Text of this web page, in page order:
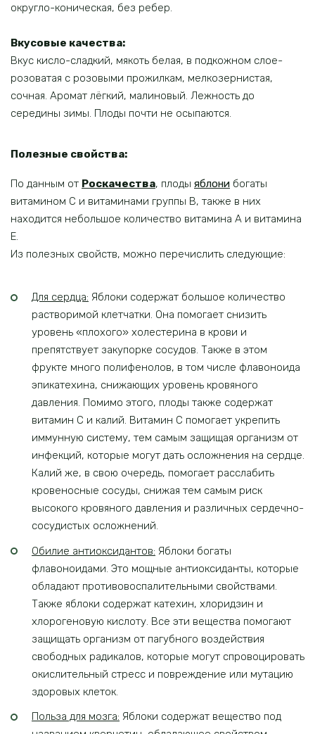
округло-коническая, без ребер.
Вкусовые качества:
Вкус кисло-сладкий, мякоть белая, в подкожном слое-
розоватая с розовыми прожилкам, мелкозернистая,
сочная. Аромат лёгкий, малиновый. Лежность до
середины зимы. Плоды почти не осыпаются.
Полезные свойства:
По данным от Роскачества, плоды яблони богаты
витамином С и витаминами группы В, также в них
находится небольшое количество витамина А и витамина
Е.
Из полезных свойств, можно перечислить следующие:
Для сердца: Яблоки содержат большое количество
растворимой клетчатки. Она помогает снизить
уровень «плохого» холестерина в крови и
препятствует закупорке сосудов. Также в этом
фрукте много полифенолов, в том числе флавоноида
эпикатехина, снижающих уровень кровяного
давления. Помимо этого, плоды также содержат
витамин С и калий. Витамин С помогает укрепить
иммунную систему, тем самым защищая организм от
инфекций, которые могут дать осложнения на сердце.
Калий же, в свою очередь, помогает расслабить
кровеносные сосуды, снижая тем самым риск
высокого кровяного давления и различных сердечно-
сосудистых осложнений.
Обилие антиоксидантов: Яблоки богаты
флавоноидами. Это мощные антиоксиданты, которые
обладают противовоспалительными свойствами.
Также яблоки содержат катехин, хлоридзин и
хлорогеновую кислоту. Все эти вещества помогают
защищать организм от пагубного воздействия
свободных радикалов, которые могут спровоцировать
окислительный стресс и повреждение или мутацию
здоровых клеток.
Польза для мозга: Яблоки содержат вещество под